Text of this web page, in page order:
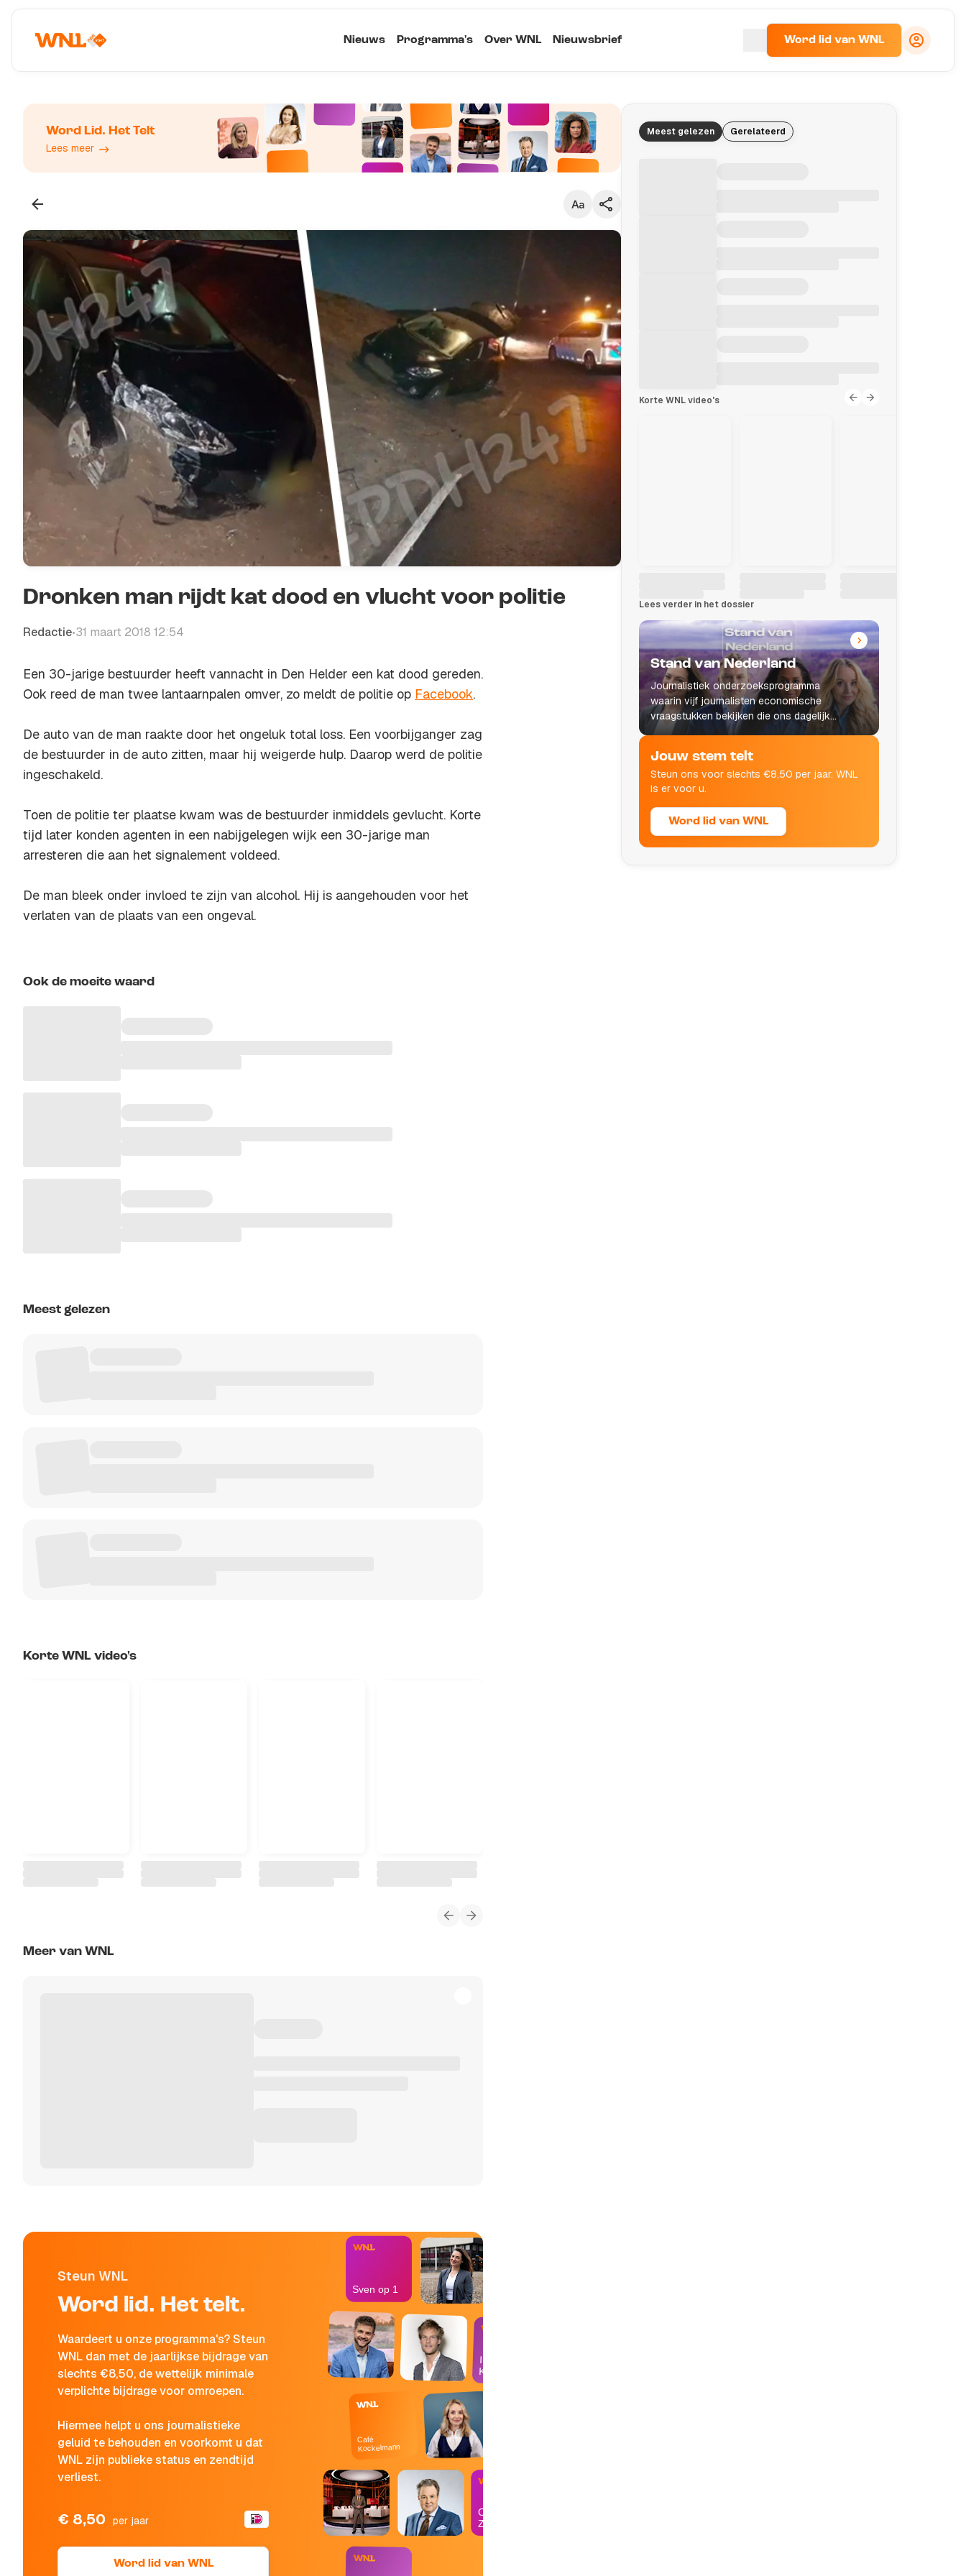
Nieuws Programma's Over WNL Nieuwsbrief Word lid van WNL
Word Lid. Het Telt
Lees meer
Dronken man rijdt kat dood en vlucht voor politie
Redactie•31 maart 2018 12:54
Een 30-jarige bestuurder heeft vannacht in Den Helder een kat dood gereden.
Ook reed de man twee lantaarnpalen omver, zo meldt de politie op Facebook.
De auto van de man raakte door het ongeluk total loss. Een voorbijganger zag
de bestuurder in de auto zitten, maar hij weigerde hulp. Daarop werd de politie
ingeschakeld.
Toen de politie ter plaatse kwam was de bestuurder inmiddels gevlucht. Korte
tijd later konden agenten in een nabijgelegen wijk een 30-jarige man
arresteren die aan het signalement voldeed.
De man bleek onder invloed te zijn van alcohol. Hij is aangehouden voor het
verlaten van de plaats van een ongeval.
Ook de moeite waard
Meest gelezen
Korte WNL video's
Meer van WNL
Steun WNL
Word lid. Het telt.
Waardeert u onze programma's? Steun
WNL dan met de jaarlijkse bijdrage van
slechts €8,50, de wettelijk minimale
verplichte bijdrage voor omroepen.
Hiermee helpt u ons journalistieke
geluid te behouden en voorkomt u dat
WNL zijn publieke status en zendtijd
verliest.
€ 8,50 per jaar
Word lid van WNL
Op
Zondag
Café
Kockelmann
In de
Kantine
Sven op 1
Meest gelezen Gerelateerd
Korte WNL video's
Lees verder in het dossier
Stand van Nederland
Journalistiek onderzoeksprogramma
waarin vijf journalisten economische
vraagstukken bekijken die ons dagelijks
leven raken.
Jouw stem telt
Steun ons voor slechts €8,50 per jaar. WNL
is er voor u.
Word lid van WNL